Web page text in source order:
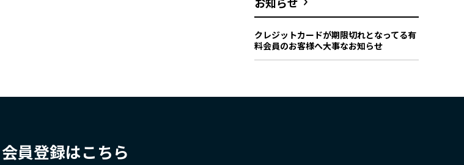
クレジットカードが期限切れとなってる有
料会員のお客様へ大事なお知らせ
会員登録はこちら